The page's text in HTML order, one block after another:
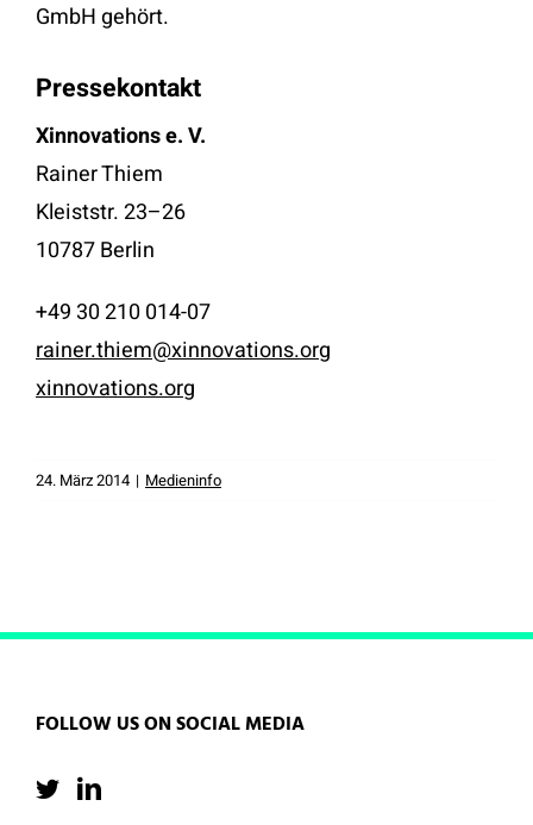
GmbH gehört.
Pressekontakt
Xinnovations e. V.
Rainer Thiem
Kleiststr. 23–26
10787 Berlin
+49 30 210 014-07
rainer.thiem@xinnovations.org
xinnovations.org
24. März 2014 | Medieninfo
FOLLOW US ON SOCIAL MEDIA